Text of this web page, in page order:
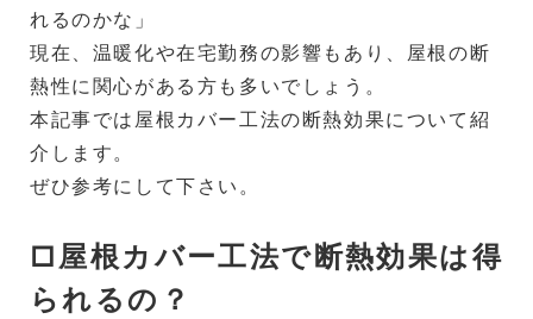
れるのかな」
現在、温暖化や在宅勤務の影響もあり、屋根の断
熱性に関心がある方も多いでしょう。
本記事では屋根カバー工法の断熱効果について紹
介します。
ぜひ参考にして下さい。
□屋根カバー工法で断熱効果は得
られるの？